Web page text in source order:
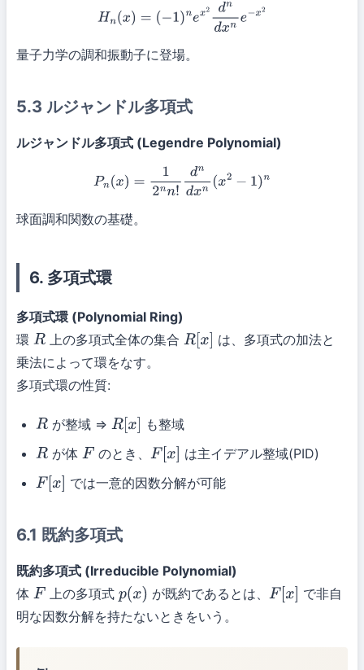
H n(x) −1 ne x2dnd xn x2
量子力学の調和振動子に登場。
5.3 ルジャンドル多項式
ルジャンドル多項式 (Legendre Polynomial)
Pn( x)= nn nd (x2− n
球面調和関数の基礎。
6. 多項式環
多項式環 (Polynomial Ring)
環 R 上の多項式全体の集合 R[ x]
は、多項式の加法と
乗法によって環をなす。
多項式環の性質:
R が整域 ⇒ R[ x] も整域
R が体 F のとき、 F[ x] は主イデアル整域(PID)
F[ x] では一意的因数分解が可能
6.1 既約多項式
既約多項式 (Irreducible Polynomial)
体 F 上の多項式 p(x) が既約であるとは、 F[ x]
で非自
明な因数分解を持たないときをいう。